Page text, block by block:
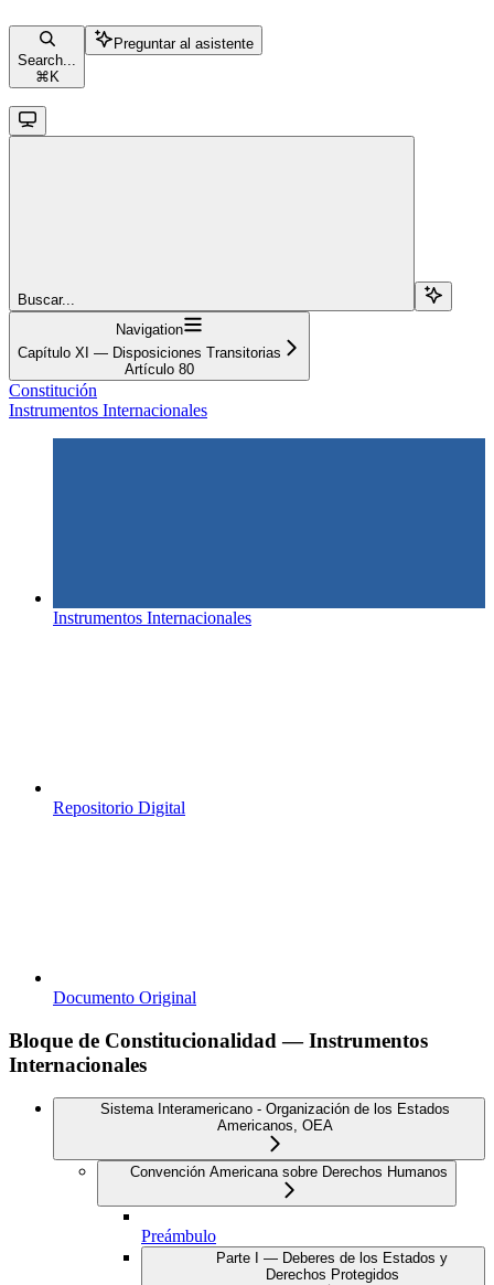
Search...
⌘ K
Preguntar al asistente
Buscar...
Navigation
Capítulo XI — Disposiciones Transitorias
Artículo 80
Constitución
Instrumentos Internacionales
Instrumentos Internacionales
Repositorio Digital
Documento Original
Bloque de Constitucionalidad — Instrumentos
Internacionales
Sistema Interamericano - Organización de los Estados
Americanos, OEA
Convención Americana sobre Derechos Humanos
Preámbulo
Parte I — Deberes de los Estados y
Derechos Protegidos